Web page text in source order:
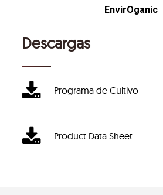
EnvirOganic
Descargas
Programa de Cultivo
Product Data Sheet